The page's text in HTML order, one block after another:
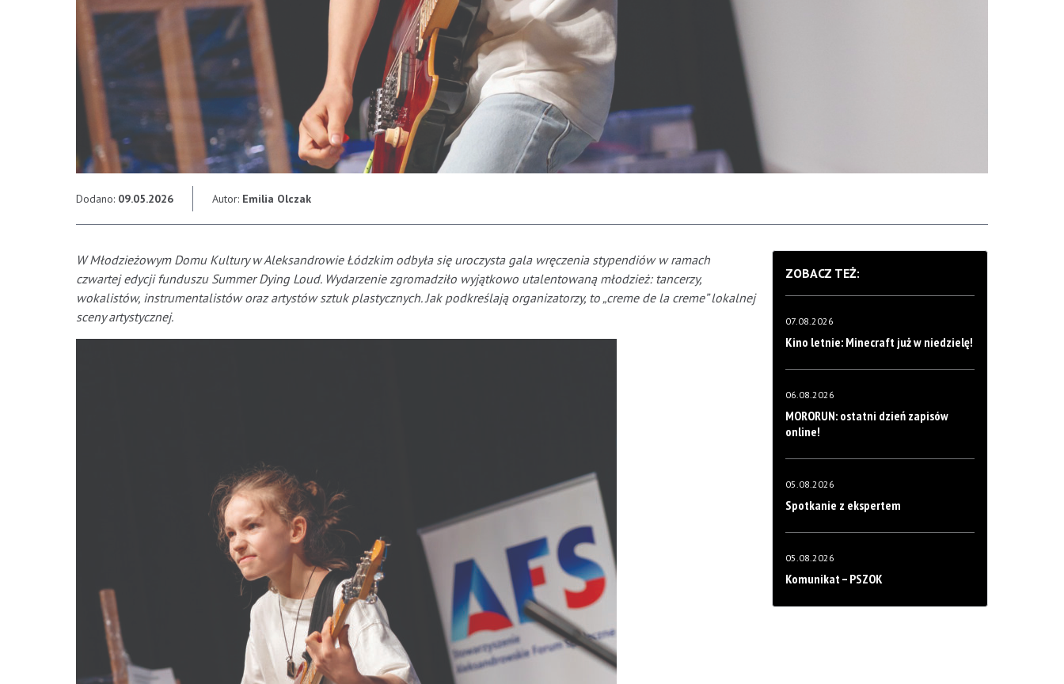
Dodano: 09.05.2026 Autor: Emilia Olczak
W Młodzieżowym Domu Kultury w Aleksandrowie Łódzkim odbyła się uroczysta gala wręczenia stypendiów w ramach
czwartej edycji funduszu Summer Dying Loud. Wydarzenie zgromadziło wyjątkowo utalentowaną młodzież: tancerzy,
wokalistów, instrumentalistów oraz artystów sztuk plastycznych. Jak podkreślają organizatorzy, to „creme de la creme” lokalnej
sceny artystycznej.
ZOBACZ TEŻ:
07.08.2026
Kino letnie: Minecraft już w niedzielę!
06.08.2026
MORORUN: ostatni dzień zapisów
online!
05.08.2026
Spotkanie z ekspertem
05.08.2026
Komunikat – PSZOK